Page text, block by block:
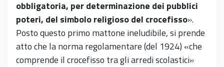
obbligatoria, per determinazione dei pubblici
poteri, del simbolo religioso del crocefisso».
Posto questo primo mattone ineludibile, si prende
atto che la norma regolamentare (del 1924) «che
comprende il crocefisso tra gli arredi scolastici»